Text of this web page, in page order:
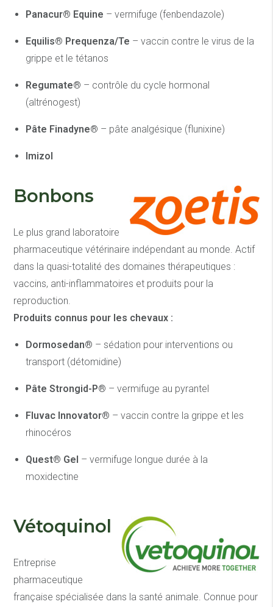
Panacur® Equine – vermifuge (fenbendazole)
Equilis® Prequenza/Te – vaccin contre le virus de la
grippe et le tétanos
Regumate® – contrôle du cycle hormonal
(altrénogest)
Pâte Finadyne® – pâte analgésique (flunixine)
Imizol
Bonbons
Le plus grand laboratoire
pharmaceutique vétérinaire indépendant au monde. Actif
dans la quasi-totalité des domaines thérapeutiques :
vaccins, anti-inflammatoires et produits pour la
reproduction.
Produits connus pour les chevaux :
Dormosedan® – sédation pour interventions ou
transport (détomidine)
Pâte Strongid-P® – vermifuge au pyrantel
Fluvac Innovator® – vaccin contre la grippe et les
rhinocéros
Quest® Gel – vermifuge longue durée à la
moxidectine
Vétoquinol
Entreprise
pharmaceutique
française spécialisée dans la santé animale. Connue pour